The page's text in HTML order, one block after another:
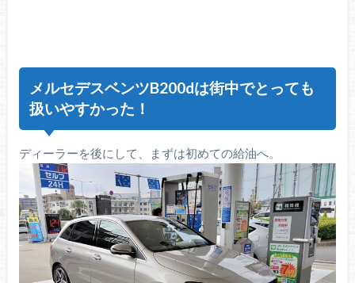
メルセデスベンツB200dは街中でとっても
扱いやすかった！
ディーラーを後にして、まずは初めての給油へ。